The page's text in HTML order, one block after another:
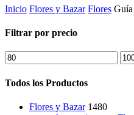
los
Inicio Flores y Bazar Flores
Filtrar por precio
Precio
mínimo
Todos los Productos
Flores y Bazar 1480